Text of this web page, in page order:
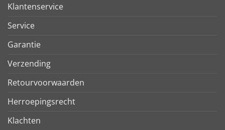
Klantenservice
Service
Garantie
Verzending
Retourvoorwaarden
Herroepingsrecht
Klachten